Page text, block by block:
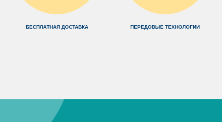
БЕСПЛАТНАЯ ДОСТАВКА ПЕРЕДОВЫЕ ТЕХНОЛОГИИ